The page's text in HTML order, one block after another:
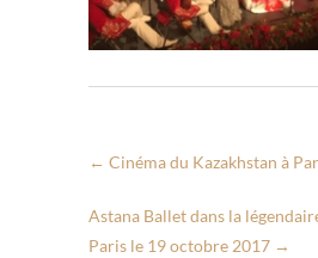
← Cinéma du Kazakhstan à
Astana Ballet dans la
Paris le 19 octobre 2017 →